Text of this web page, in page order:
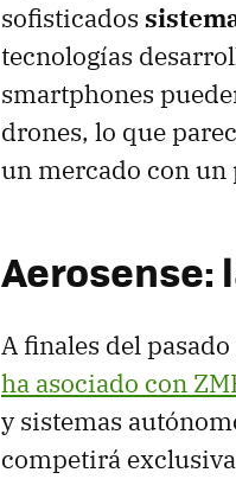
sofisticados
tecnologías
smartphones
drones, lo que
un mercado con
Aerosense:
A finales del
ha asociado con
y sistemas
competirá